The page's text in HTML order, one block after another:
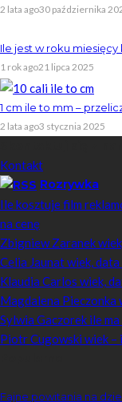
2 lata ago30 października
Ile jest w roku
1 rok ago21 lipca 2025
1 cm ile to mm –
2 lata ago3 stycznia 2025
Kontakt
Rozrywka
Ile kosztuje film
na cenę
Zbigniew Zaranek
Celia Jaunat wiek,
Klaudia Carlos wiek,
Magdalena Pieczonka
Sylwia Gaczorek ile
Piotr Cugowski wiek –
Fajne powitania na